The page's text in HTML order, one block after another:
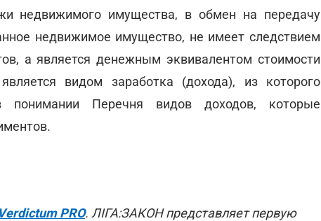
недвижимого имущества, в обмен на передачу
недвижимое имущество, не имеет следствием
а является денежным эквивалентом стоимости
видом заработка (дохода), из которого
понимании Перечня видов доходов, которые
Verdictum PRO. ЛІГА:ЗАКОН представляет первую